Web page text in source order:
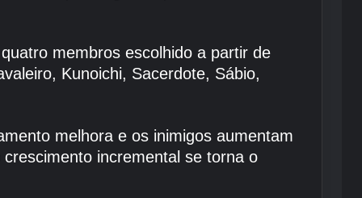
membros escolhido a partir de
Kunoichi, Sacerdote, Sábio,
melhora e os inimigos aumentam
incremental se torna o